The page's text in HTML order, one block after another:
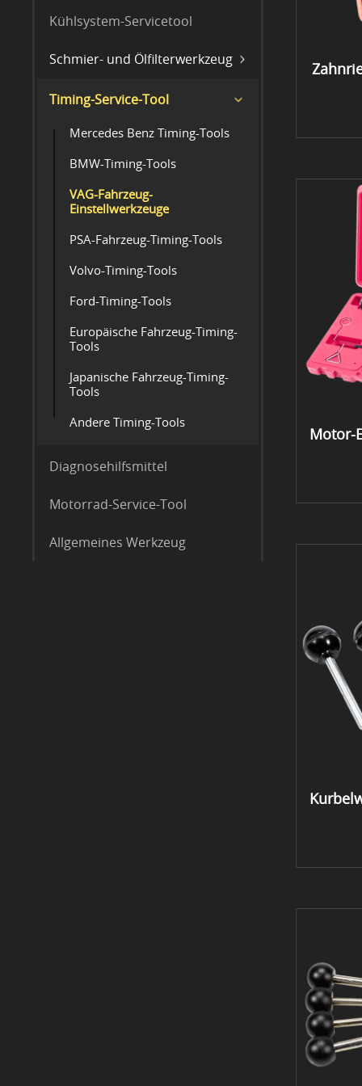
Kühlsystem-Servicetool
Schmier- und Ölfilterwerkzeug
Timing-Service-Tool
Mercedes Benz Timing-Tools
BMW-Timing-Tools
VAG-Fahrzeug-
Einstellwerkzeuge
PSA-Fahrzeug-Timing-Tools
Volvo-Timing-Tools
Ford-Timing-Tools
Europäische Fahrzeug-Timing-
Tools
Japanische Fahrzeug-Timing-
Tools
Andere Timing-Tools
Diagnosehilfsmittel
Motorrad-Service-Tool
Allgemeines Werkzeug
Motor-